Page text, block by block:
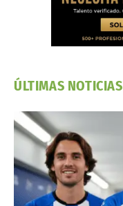
ÚLTIMAS NOTICIAS